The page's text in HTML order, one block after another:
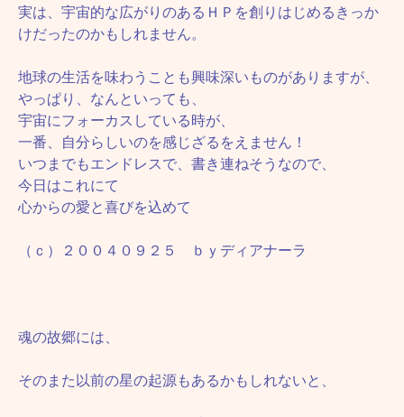
実は、宇宙的な広がりのあるＨＰを創りはじめるきっか
けだったのかもしれません。
地球の生活を味わうことも興味深いものがありますが、
やっぱり、なんといっても、
宇宙にフォーカスしている時が、
一番、自分らしいのを感じざるをえません！
いつまでもエンドレスで、書き連ねそうなので、
今日はこれにて
心からの愛と喜びを込めて
（ｃ）２００４０９２５ ｂｙディアナーラ
魂の故郷には、
そのまた以前の星の起源もあるかもしれないと、